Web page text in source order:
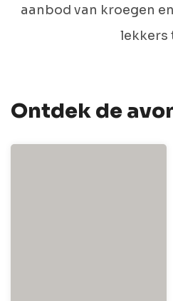
aanbod van kroegen
lekkers
Ontdek de